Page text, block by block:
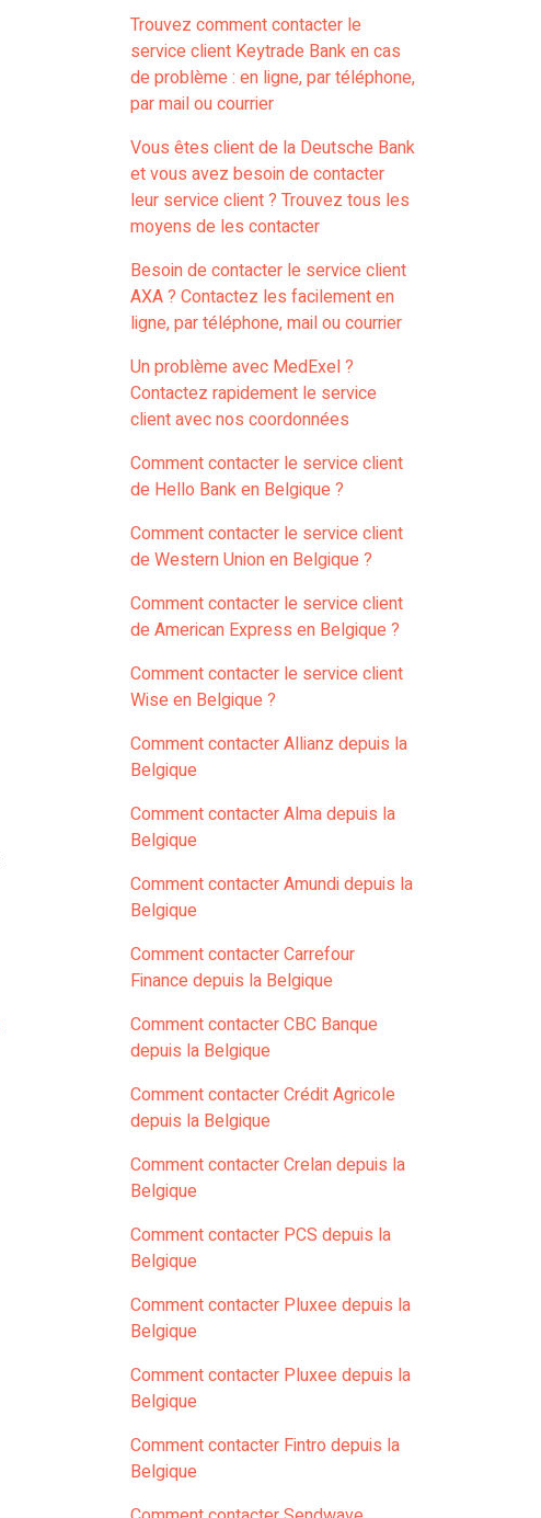
Trouvez comment contacter le
service client Keytrade Bank en cas
de problème : en ligne, par téléphone,
par mail ou courrier
Vous êtes client de la Deutsche Bank
et vous avez besoin de contacter
leur service client ? Trouvez tous les
moyens de les contacter
Besoin de contacter le service client
AXA ? Contactez les facilement en
ligne, par téléphone, mail ou courrier
Un problème avec MedExel ?
Contactez rapidement le service
client avec nos coordonnées
Comment contacter le service client
de Hello Bank en Belgique ?
Comment contacter le service client
de Western Union en Belgique ?
Comment contacter le service client
de American Express en Belgique ?
Comment contacter le service client
Wise en Belgique ?
Comment contacter Allianz depuis la
Belgique
Comment contacter Alma depuis la
Belgique
Comment contacter Amundi depuis la
Belgique
Comment contacter Carrefour
Finance depuis la Belgique
Comment contacter CBC Banque
depuis la Belgique
Comment contacter Crédit Agricole
depuis la Belgique
Comment contacter Crelan depuis la
Belgique
Comment contacter PCS depuis la
Belgique
Comment contacter Pluxee depuis la
Belgique
Comment contacter Pluxee depuis la
Belgique
Comment contacter Fintro depuis la
Belgique